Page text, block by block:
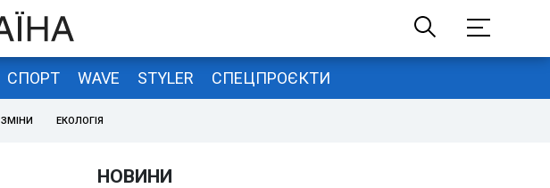
СПОРТ WAVE STYLER СПЕЦПРОЄКТИ
ЗМІНИ ЕКОЛОГІЯ
НОВИНИ